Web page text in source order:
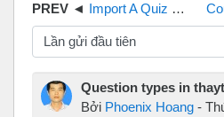
Import A Quiz From Word Document To thaytro.net
Chế độ hiển thị
Question types in
Bởi Phoenix Hoang -